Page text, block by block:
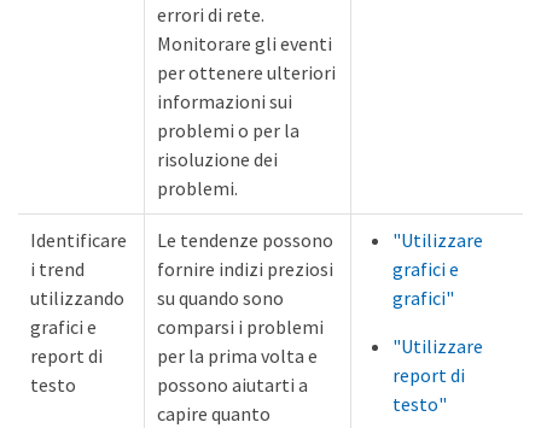
errori di rete.
Monitorare gli eventi
per ottenere ulteriori
informazioni sui
problemi o per la
risoluzione dei
problemi.
Identificare
i trend
utilizzando
grafici e
report di
testo
Le tendenze possono
fornire indizi preziosi
su quando sono
comparsi i problemi
per la prima volta e
possono aiutarti a
capire quanto
"Utilizzare
grafici e
grafici"
"Utilizzare
report di
testo"